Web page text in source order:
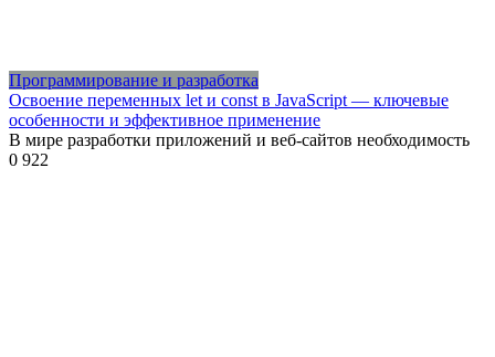
Программирование и разработка
Освоение переменных let и const в JavaScript — ключевые
особенности и эффективное применение
В мире разработки приложений и веб-сайтов необходимость
0 922